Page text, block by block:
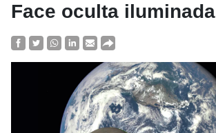
Face oculta iluminada